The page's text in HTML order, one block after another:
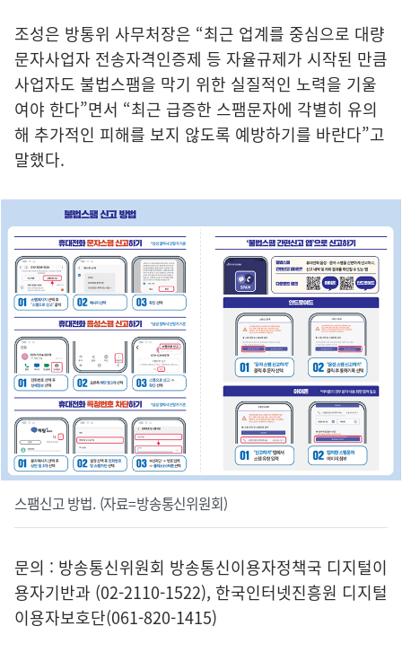
조성은 방통위 사무처장은 “최근 업계를 중심으로 대량
문자사업자 전송자격인증제 등 자율규제가 시작된 만큼
사업자도 불법스팸을 막기 위한 실질적인 노력을 기울
여야 한다”면서 “최근 급증한 스팸문자에 각별히 유의
해 추가적인 피해를 보지 않도록 예방하기를 바란다”고
말했다.
스팸신고 방법. (자료=방송통신위원회)
문의 : 방송통신위원회 방송통신이용자정책국 디지털이
용자기반과 (02-2110-1522), 한국인터넷진흥원 디지털
이용자보호단(061-820-1415)